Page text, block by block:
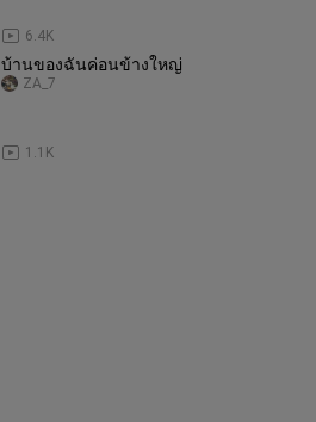
6.4K
บ้านของฉันค่อนข้างใหญ่
1.1K
ZA_7